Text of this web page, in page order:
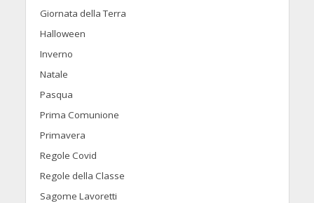
Giornata della Terra
Halloween
Inverno
Natale
Pasqua
Prima Comunione
Primavera
Regole Covid
Regole della Classe
Sagome Lavoretti